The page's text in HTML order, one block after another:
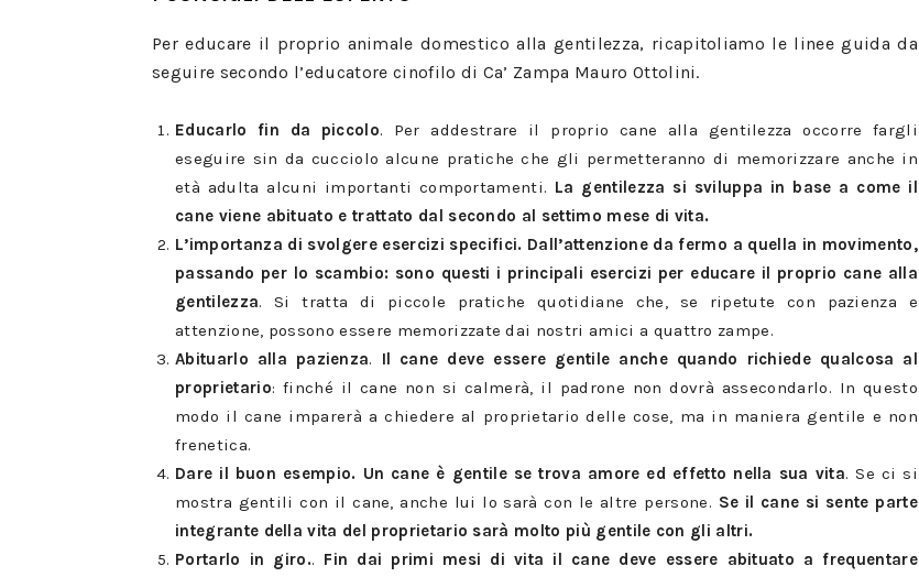
Per educare il proprio animale domestico alla gentilezza, ricapitoliamo le linee guida da
seguire secondo l’educatore cinofilo di Ca’ Zampa Mauro Ottolini.
Educarlo fin da piccolo. Per addestrare il proprio cane alla gentilezza occorre fargli
eseguire sin da cucciolo alcune pratiche che gli permetteranno di memorizzare anche in
età adulta alcuni importanti comportamenti. La gentilezza si sviluppa in base a come il
cane viene abituato e trattato dal secondo al settimo mese di vita.
L’importanza di svolgere esercizi specifici. Dall’attenzione da fermo a quella in movimento,
passando per lo scambio: sono questi i principali esercizi per educare il proprio cane alla
gentilezza. Si tratta di piccole pratiche quotidiane che, se ripetute con pazienza e
attenzione, possono essere memorizzate dai nostri amici a quattro zampe.
Abituarlo alla pazienza. Il cane deve essere gentile anche quando richiede qualcosa al
proprietario: finché il cane non si calmerà, il padrone non dovrà assecondarlo. In questo
modo il cane imparerà a chiedere al proprietario delle cose, ma in maniera gentile e non
frenetica.
Dare il buon esempio. Un cane è gentile se trova amore ed effetto nella sua vita. Se ci si
mostra gentili con il cane, anche lui lo sarà con le altre persone. Se il cane si sente parte
integrante della vita del proprietario sarà molto più gentile con gli altri.
Portarlo in giro.. Fin dai primi mesi di vita il cane deve essere abituato a frequentare